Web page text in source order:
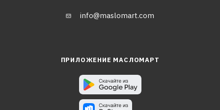
info@maslomart.com
ПРИЛОЖЕНИЕ МАСЛОМАРТ